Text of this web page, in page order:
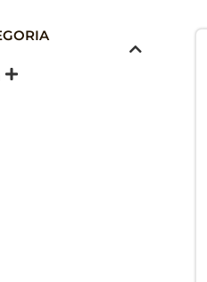
DOMÉSTICA
seus Resíduos - Trate seu